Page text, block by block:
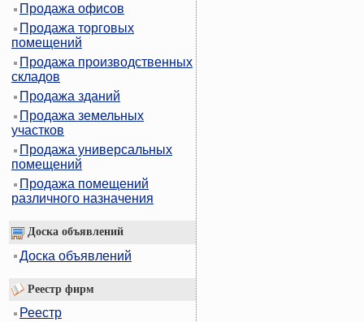
Продажа офисов
Продажа торговых
помещений
Продажа производственных
складов
Продажа зданий
Продажа земельных
участков
Продажа универсальных
помещений
Продажа помещений
различного назначения
Доска объявлений
Доска объявлений
Реестр фирм
Реестр